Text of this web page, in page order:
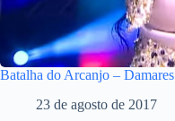
Batalha do Arcanjo – Damares
23 de agosto de 2017